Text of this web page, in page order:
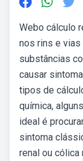
Webo cálculo
nos rins e vias
substâncias
causar
tipos de
química,
ideal é
sintoma
renal ou cólica